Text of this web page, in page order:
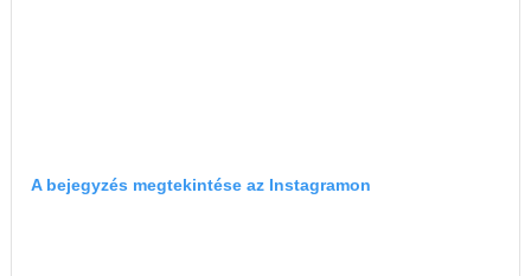
A bejegyzés megtekintése az Instagramon